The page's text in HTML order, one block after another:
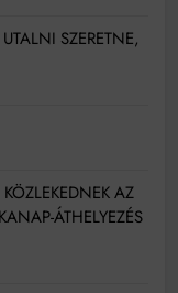
SZERETNE,
AZ
ÁTHELYEZÉS